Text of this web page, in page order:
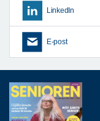
LinkedIn
E-post